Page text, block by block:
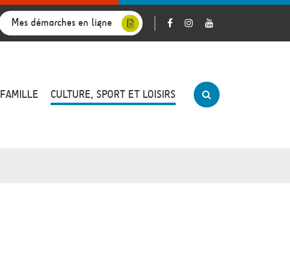
Mes démarches en ligne
FAMILLE CULTURE, SPORT ET LOISIRS